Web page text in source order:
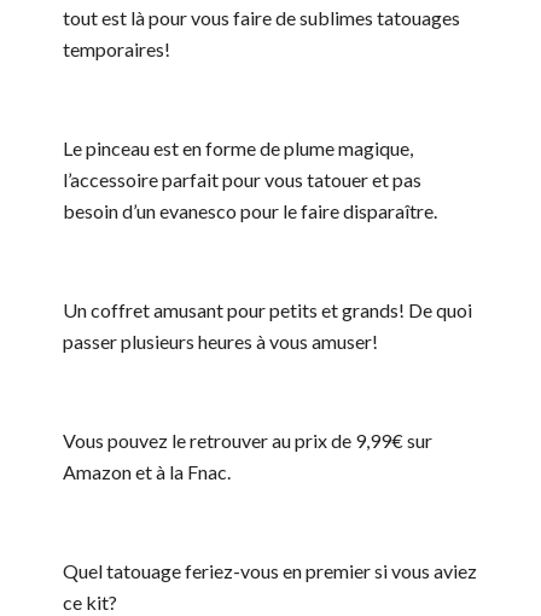
tout est là pour vous faire de sublimes tatouages
temporaires!
Le pinceau est en forme de plume magique,
l’accessoire parfait pour vous tatouer et pas
besoin d’un evanesco pour le faire disparaître.
Un coffret amusant pour petits et grands! De quoi
passer plusieurs heures à vous amuser!
Vous pouvez le retrouver au prix de 9,99€sur
Amazon et à la Fnac.
Quel tatouage feriez-vous en premier si vous aviez
ce kit?